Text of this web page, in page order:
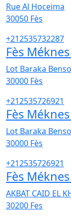
Rue Al Hoceima
30050 Fès
+212535732287
Fès
Lot Baraka
30000 Fès
+212535726921
Fès
Lot Baraka
30000 Fès
+212535726921
Fès
AKBAT CAID EL
30200 Fes